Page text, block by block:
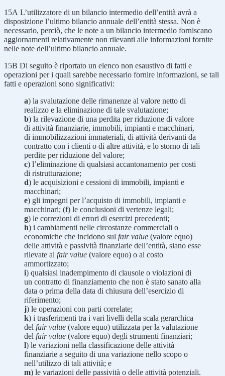
15A L’utilizzatore di un bilancio intermedio dell’entità avrà a
disposizione l’ultimo bilancio annuale dell’entità stessa. Non è
necessario, perciò, che le note a un bilancio intermedio forniscano
aggiornamenti relativamente non rilevanti alle informazioni fornite
nelle note dell’ultimo bilancio annuale.
15B Di seguito è riportato un elenco non esaustivo di fatti e
operazioni per i quali sarebbe necessario fornire informazioni, se tali
fatti e operazioni sono significativi:
a) la svalutazione delle rimanenze al valore netto di
realizzo e la eliminazione di tale svalutazione;
b) la rilevazione di una perdita per riduzione di valore
di attività finanziarie, immobili, impianti e macchinari,
di immobilizzazioni immateriali, di attività derivanti da
contratto con i clienti o di altre attività, e lo storno di tali
perdite per riduzione del valore;
c) l’eliminazione di qualsiasi accantonamento per costi
di ristrutturazione;
d) le acquisizioni e cessioni di immobili, impianti e
macchinari;
e) gli impegni per l’acquisto di immobili, impianti e
macchinari; (f) le conclusioni di vertenze legali;
g) le correzioni di errori di esercizi precedenti;
h) i cambiamenti nelle circostanze commerciali o
economiche che incidono sul fair value (valore equo)
delle attività e passività finanziarie dell’entità, siano esse
rilevate al fair value (valore equo) o al costo
ammortizzato;
i) qualsiasi inadempimento di clausole o violazioni di
un contratto di finanziamento che non è stato sanato alla
data o prima della data di chiusura dell’esercizio di
riferimento;
j) le operazioni con parti correlate;
k) i trasferimenti tra i vari livelli della scala gerarchica
del fair value (valore equo) utilizzata per la valutazione
del fair value (valore equo) degli strumenti finanziari;
l) le variazioni nella classificazione delle attività
finanziarie a seguito di una variazione nello scopo o
nell’utilizzo di tali attività; e
m) le variazioni delle passività o delle attività potenziali.